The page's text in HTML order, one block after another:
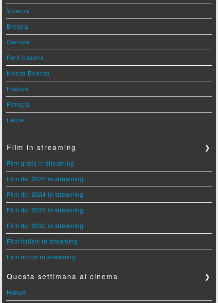
Vicenza
Brescia
Genova
Forlì Cesena
Monza Brianza
Padova
Perugia
Lecce
Film in streaming ❯
Film gratis in streaming
Film del 2025 in streaming
Film del 2024 in streaming
Film del 2023 in streaming
Film del 2022 in streaming
Film italiani in streaming
Film horror in streaming
Questa settimana al cinema ❯
Hokum